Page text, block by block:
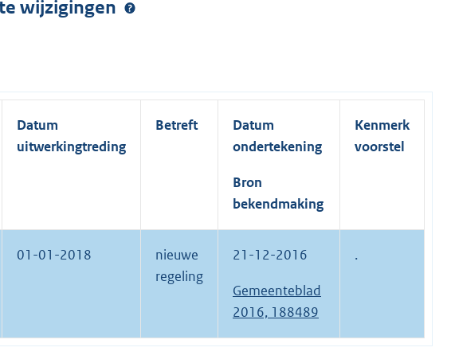
wijzigingen
Datum
uitwerkingtreding
Betreft
Datum
ondertekening
Bron
bekendmaking
Kenmerk
voorstel
01-01-2018
nieuwe
regeling
21-12-2016
Gemeenteblad
2016, 188489
.